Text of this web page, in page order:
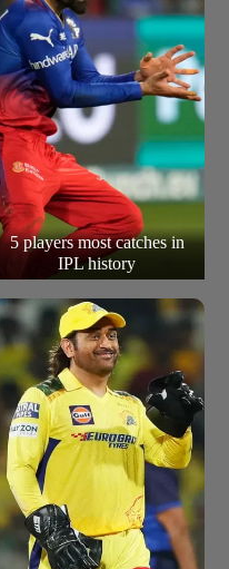
गया था.
5 players most catches in
IPL history